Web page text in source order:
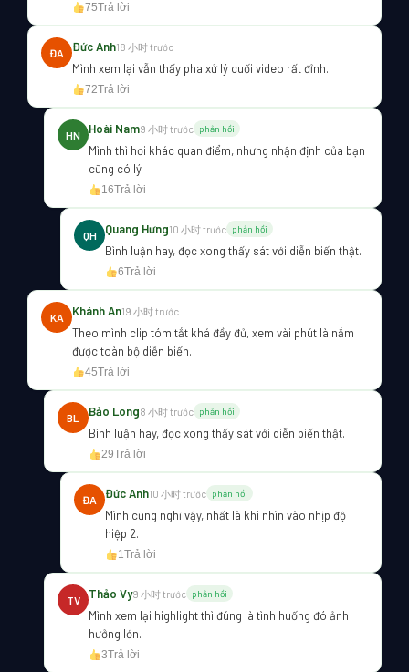
75Trả lời
ĐA Đức Anh18 小时 trước
Mình xem lại vẫn thấy pha xử lý cuối video rất đỉnh.
72Trả lời
HN Hoài Nam9 小时 trước phản hồi
Mình thì hơi khác quan điểm, nhưng nhận định của bạn
cũng có lý.
16Trả lời
QH Quang Hưng10 小时 trước phản hồi
Bình luận hay, đọc xong thấy sát với diễn biến thật.
6Trả lời
KA Khánh An19 小时 trước
Theo mình clip tóm tắt khá đầy đủ, xem vài phút là nắm
được toàn bộ diễn biến.
45Trả lời
BL Bảo Long8 小时 trước phản hồi
Bình luận hay, đọc xong thấy sát với diễn biến thật.
29Trả lời
ĐA Đức Anh10 小时 trước phản hồi
Mình cũng nghĩ vậy, nhất là khi nhìn vào nhịp độ
hiệp 2.
1Trả lời
TV Thảo Vy9 小时 trước phản hồi
Mình xem lại highlight thì đúng là tình huống đó ảnh
hưởng lớn.
3Trả lời